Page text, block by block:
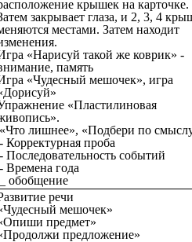
крышек на карточке.
закрывает глаза, и 2, 3, 4
местами. Затем находит
«Нарисуй такой же коврик» -
память
«Чудесный мешочек», игра
«Пластилиновая
«Что лишнее», «Подбери по
- Корректурная проба
- Последовательность событий
- Времена года
_ обобщение
речи
мешочек»
предмет»
предложение»